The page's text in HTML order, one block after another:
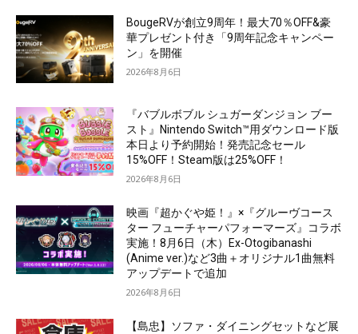
BougeRVが創立9周年！最大70％OFF&豪
華プレゼント付き「9周年記念キャンペー
ン」を開催
2026年8月6日
『バブルボブル シュガーダンジョン ブー
スト』Nintendo Switch™用ダウンロード版
本日より予約開始！発売記念セール
15%OFF！Steam版は25%OFF！
2026年8月6日
映画『超かぐや姫！』×『グルーヴコース
ター フューチャーパフォーマーズ』コラボ
実施！8月6日（木）Ex-Otogibanashi
(Anime ver.)など3曲＋オリジナル1曲無料
アップデートで追加
2026年8月6日
【島忠】ソファ・ダイニングセットなど展